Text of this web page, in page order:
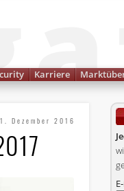
Karriere
Dezember 2016